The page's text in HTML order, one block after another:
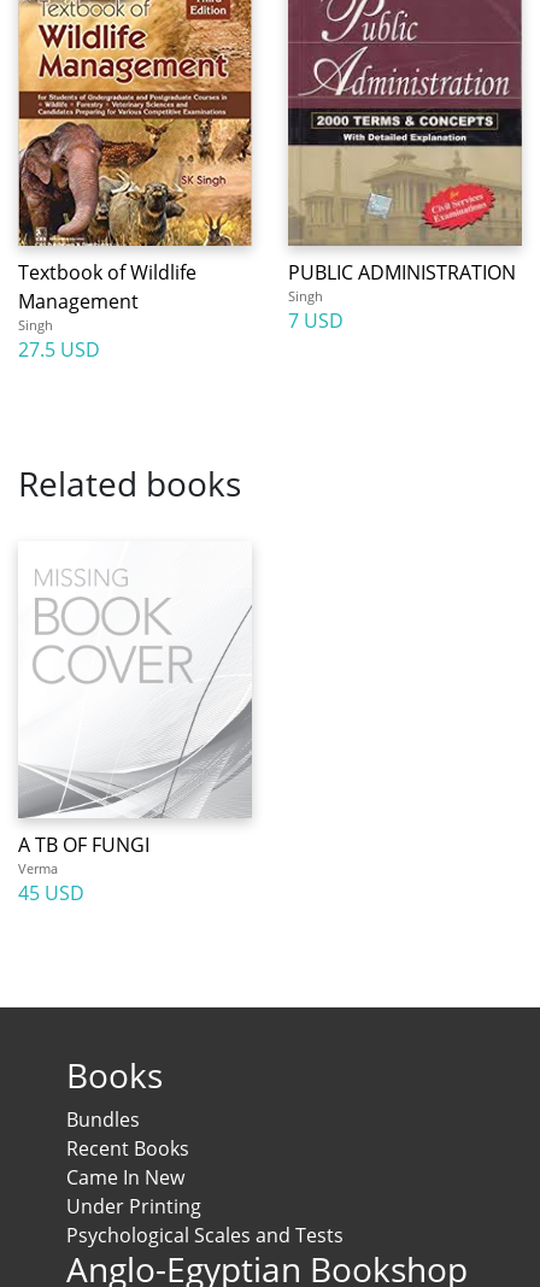
Textbook of Wildlife
Management
Singh
27.5 USD
PUBLIC ADMINISTRATION
Singh
7 USD
Related books
A TB OF FUNGI
Verma
45 USD
Books
Bundles
Recent Books
Came In New
Under Printing
Psychological Scales and Tests
Anglo-Egyptian Bookshop